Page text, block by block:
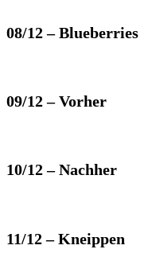
08/12 – Blueberries
09/12 – Vorher
10/12 – Nachher
11/12 – Kneippen